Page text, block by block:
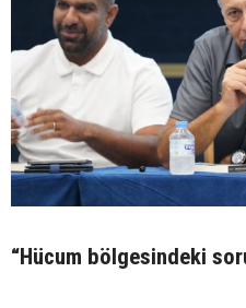
“Hücum bölgesindeki